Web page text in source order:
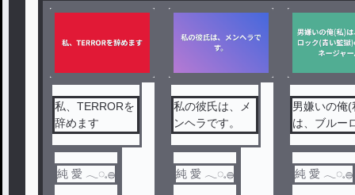
私、TERRORを
辞めます
純 愛 ︎︎𓂃◌𓈒𓐍
私の彼氏は、メ
ンヘラです。
純 愛 ︎︎𓂃◌𓈒𓐍
男嫌いの俺(
は、ブルー
所属マネー
ー。
純 愛 ︎︎𓂃◌𓈒𓐍